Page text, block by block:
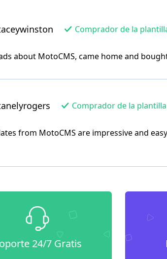
Comprador de la
about MotoCMS, came home and
Comprador de la plantilla
from MotoCMS are impressive and
24/7 Gratis